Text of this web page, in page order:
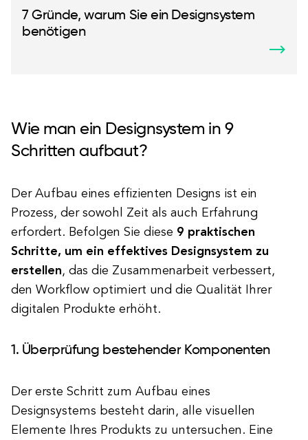
7 Gründe, warum Sie ein Designsystem
benötigen
Wie man ein Designsystem in 9
Schritten aufbaut?
Der Aufbau eines effizienten Designs ist ein
Prozess, der sowohl Zeit als auch Erfahrung
erfordert. Befolgen Sie diese 9 praktischen
Schritte, um ein effektives Designsystem zu
erstellen, das die Zusammenarbeit verbessert,
den Workflow optimiert und die Qualität Ihrer
digitalen Produkte erhöht.
1. Überprüfung bestehender Komponenten
Der erste Schritt zum Aufbau eines
Designsystems besteht darin, alle visuellen
Elemente Ihres Produkts zu untersuchen. Eine